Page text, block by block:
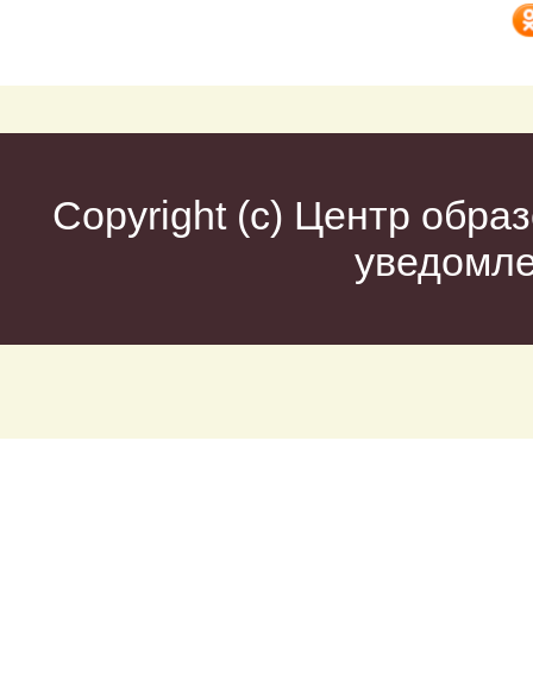
Copyright (c) Центр